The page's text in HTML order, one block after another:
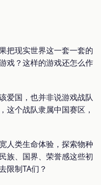
把现实世界这一套一套的
戏？这样的游戏还怎么作
爱国，也并非说游戏战队
这个战队隶属中国赛区，
人类生命体验，探索物种
族、国界、荣誉感这些初
限制TA们？